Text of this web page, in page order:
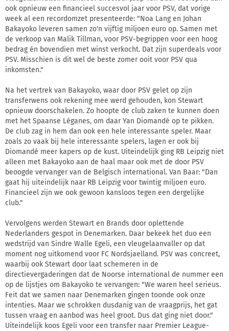
ook opnieuw een financieel succesvol jaar voor PSV, dat vorige
week al een recordomzet presenteerde: "Noa Lang en Johan
Bakayoko leveren samen zo'n vijftig miljoen euro op. Samen met
de verkoop van Malik Tillman, voor PSV-begrippen voor een hoog
bedrag én bovendien met winst verkocht. Dat zijn superdeals voor
PSV. Misschien is dit wel de beste zomer ooit voor PSV qua
inkomsten."
Na het vertrek van Bakayoko, waar door PSV gelet op zijn
transferwens ook rekening mee werd gehouden, kon Stewart
opnieuw doorschakelen. Zo hoopte de club zaken te kunnen doen
met het Spaanse Léganes, om daar Yan Diomandé op te pikken.
De club zag in hem dan ook een hele interessante speler. Maar
zoals zo vaak bij hele interessante spelers, lagen er ook bij
Diomandé meer kapers op de kust. Uiteindelijk ging RB Leipzig niet
alleen met Bakayoko aan de haal maar ook met de door PSV
beoogde vervanger van de Belgisch international. Van Baar: "Dan
gaat hij uiteindelijk naar RB Leipzig voor twintig miljoen euro.
Financieel zijn we ook gewoon kansloos tegen een dergelijke
club."
Vervolgens werden Stewart en Brands door oplettende
Nederlanders gespot in Denemarken. Daar bekeek het duo een
wedstrijd van Sindre Walle Egeli, een vleugelaanvaller op dat
moment nog uitkomend voor FC Nordsjaelland. PSV was concreet,
waarbij ook Stewart door laat schemeren in de
directievergaderingen dat de Noorse international de nummer een
op de lijstjes om Bakayoko te vervangen: "We waren heel serieus.
Feit dat we samen naar Denemarken gingen toonde ook onze
intenties. Maar we schrokken dusdanig van de vraagprijs, het gat
tussen vraag en aanbod was heel groot. Dus dat ging niet door."
Uiteindelijk koos Egeli voor een transfer naar Premier League-